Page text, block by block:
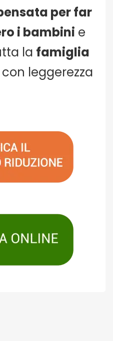
per far
i bambini e
la famiglia
leggerezza